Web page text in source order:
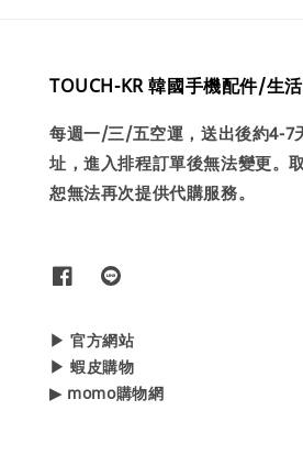
TOUCH-KR 韓國手機配件/生
每週一/三/五空運，送出後約4-7
址，進入排程訂單後無法變更。
恕無法再次提供代購服務。
▶ 官方網站
▶ 蝦皮購物
▶ momo購物網